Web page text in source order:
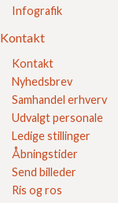
Infografik
Kontakt
Kontakt
Nyhedsbrev
Samhandel erhverv
Udvalgt personale
Ledige stillinger
Åbningstider
Send billeder
Ris og ros
Sikker E-handel